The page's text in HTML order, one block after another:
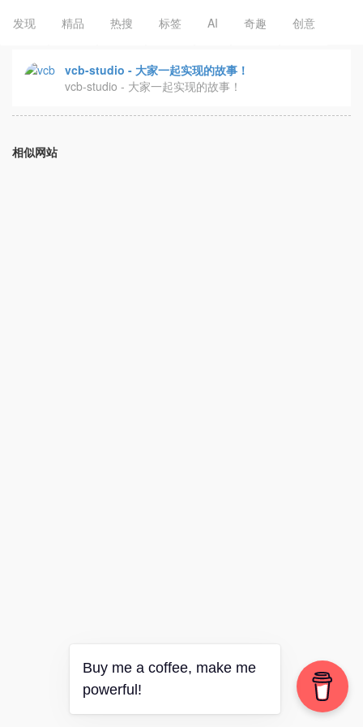
发现 精品 热搜 标签 AI 奇趣 创意
vcb-studio - 大家一起实现的故事！
vcb-studio - 大家一起实现的故事！
相似网站
Buy me a coffee, make me
powerful!